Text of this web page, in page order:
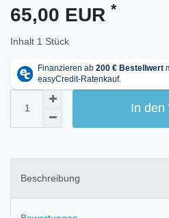
65,00 EUR *
Inhalt 1 Stück
In den
Beschreibung